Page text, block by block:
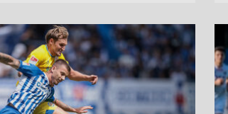
/ NIEMCY